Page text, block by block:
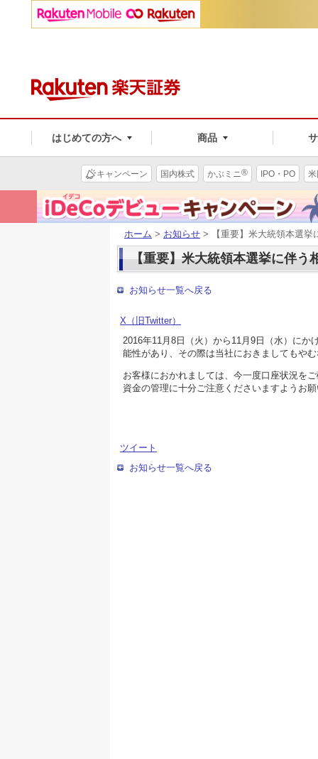
はじめての方へ 商品
キャンペーン 国内株式 かぶミニ® IPO・PO
ホーム > お知らせ > 【重要】米大統領本選挙
【重要】米大統領本選挙に伴う
お知らせ一覧へ戻る
X（旧Twitter）
2016年11月8日（火）から11月9日（水）に
能性があり、その際は当社におきましてもや
お客様におかれましては、今一度口座状況を
資金の管理に十分ご注意くださいますようお
ツイート
お知らせ一覧へ戻る